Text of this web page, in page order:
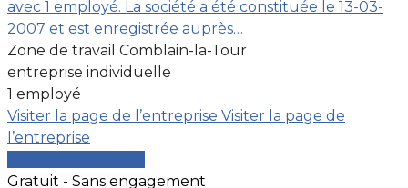
avec 1 employé. La société a été constituée le 13-03-
2007 et est enregistrée auprès…
Zone de travail Comblain-la-Tour
entreprise individuelle
1 employé
Visiter la page de l’entreprise Visiter la page de
l’entreprise
Gratuit - Sans engagement